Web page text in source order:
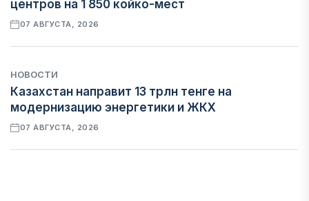
центров на 1 850 койко-мест
07 АВГУСТА, 2026
НОВОСТИ
Казахстан направит 13 трлн тенге на
модернизацию энергетики и ЖКХ
07 АВГУСТА, 2026